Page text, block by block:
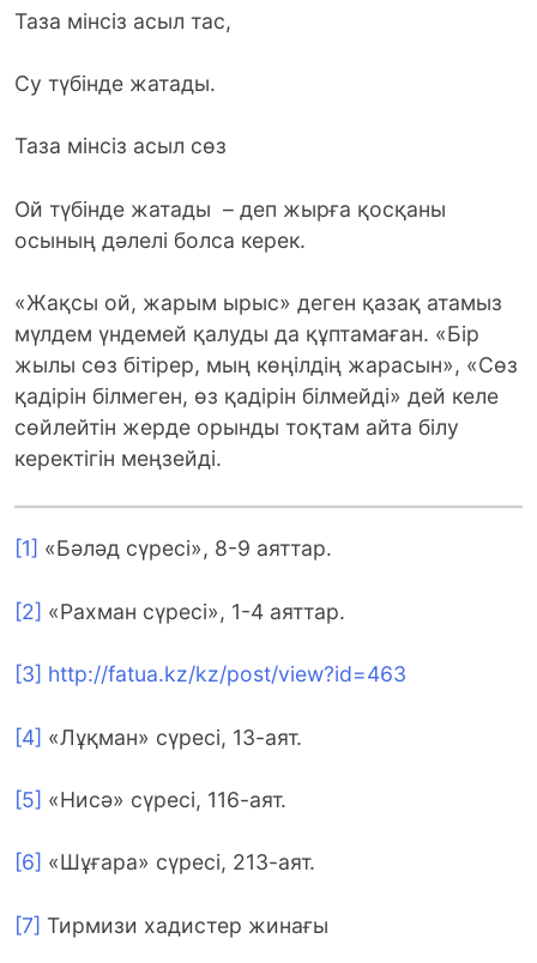
Таза мінсіз асыл тас,
Су түбінде жатады.
Таза мінсіз асыл сөз
Ой түбінде жатады – деп жырға қосқаны
осының дәлелі болса керек.
«Жақсы ой, жарым ырыс» деген қазақ атамыз
мүлдем үндемей қалуды да құптамаған. «Бір
жылы сөз бітірер, мың көңілдің жарасын», «Сөз
қадірін білмеген, өз қадірін білмейді» дей келе
сөйлейтін жерде орынды тоқтам айта білу
керектігін меңзейді.
[1] «Бәләд сүресі», 8-9 аяттар.
[2] «Рахман сүресі», 1-4 аяттар.
[3] http://fatua.kz/kz/post/view?id=463
[4] «Лұқман» сүресі, 13-аят.
[5] «Нисә» сүресі, 116-аят.
[6] «Шұғара» сүресі, 213-аят.
[7] Тирмизи хадистер жинағы